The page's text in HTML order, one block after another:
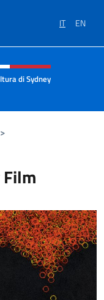
IT EN
e menù
di Sydney
>